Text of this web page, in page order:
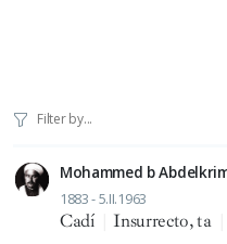
Mohammed b
1883 - 5.II.1963
Cadí Insurrecto, ta